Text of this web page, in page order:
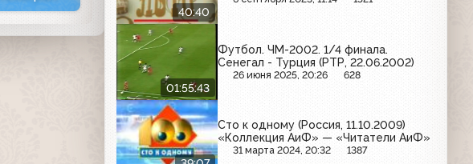
40:40
01:55:43
Футбол. ЧМ-2002. 1/4 финала.
Сенегал - Турция (РТР, 22.06.2002)
26 июня 2025, 20:26 628
Сто к одному (Россия, 11.10.2009)
«Коллекция АиФ» — «Читатели АиФ»
31 марта 2024, 20:32 1387